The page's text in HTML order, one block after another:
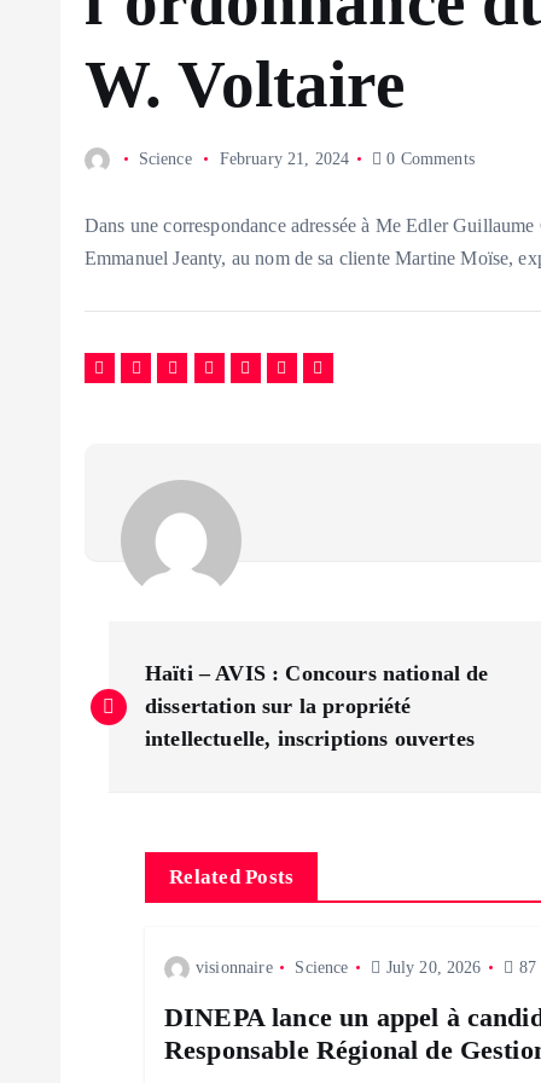
W. Voltaire
Science February 21, 2024 0 Comments
Dans une correspondance adressée à Me Edler
Emmanuel Jeanty, au nom de sa cliente Martine Moïse,
o
Haïti – AVIS : Concours national de
dissertation sur la propriété
intellectuelle, inscriptions ouvertes
Related Posts
visionnaire Science July 20, 2026 87
DINEPA lance un appel à
Responsable Régional de